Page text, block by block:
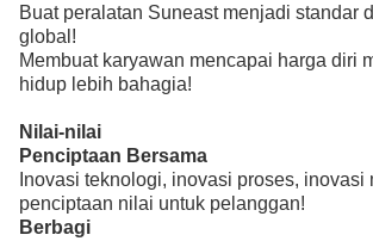
Buat peralatan Suneast menjadi standar
global!
Membuat karyawan mencapai harga diri
hidup lebih bahagia!
Nilai-nilai
Penciptaan Bersama
Inovasi teknologi, inovasi proses, inovasi
penciptaan nilai untuk pelanggan!
Berbagi